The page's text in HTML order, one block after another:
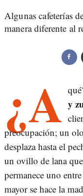
Algunas cafeterías
manera diferente al
¿A y
preocupación; un
desplaza hasta el
un ovillo de lana
permanece uno
mayor se hace la